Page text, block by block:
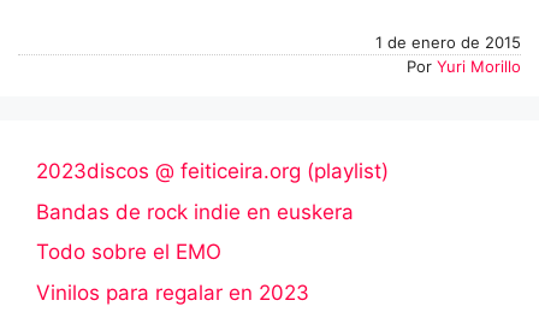
1 de enero de 2015
Por Yuri Morillo
2023discos @ feiticeira.org (playlist)
Bandas de rock indie en euskera
Todo sobre el EMO
Vinilos para regalar en 2023